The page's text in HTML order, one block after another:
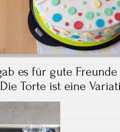
es für gute
Torte ist eine